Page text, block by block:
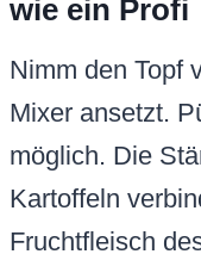
wie ein Profi
Nimm den Topf
Mixer ansetzt.
möglich. Die
Kartoffeln
Fruchtfleisch